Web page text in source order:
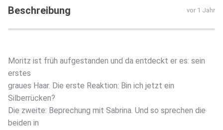
Beschreibung vor 1 Jahr
Moritz ist früh aufgestanden und da entdeckt er es: sein
erstes
graues Haar. Die erste Reaktion: Bin ich jetzt ein
Silberrücken?
Die zweite: Beprechung mit Sabrina. Und so sprechen die
beiden in